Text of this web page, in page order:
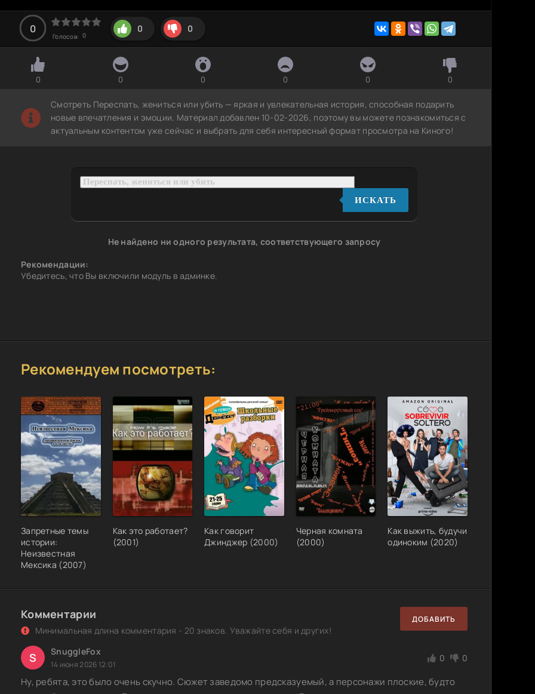
0
Голосов: 0
0 0
0 0 0 0 0 0
Смотреть Переспать, жениться или убить — яркая и увлекательная история, способная подарить
новые впечатления и эмоции. Материал добавлен 10-02-2026, поэтому вы можете познакомиться с
актуальным контентом уже сейчас и выбрать для себя интересный формат просмотра на Киного!
ИСКАТЬ
Не найдено ни одного результата, соответствующего запросу
Рекомендации:
Убедитесь, что Вы включили модуль в админке.
Рекомендуем посмотреть:
Запретные темы
истории:
Неизвестная
Мексика (2007)
Как это работает?
(2001)
Как говорит
Джинджер (2000)
Черная комната
(2000)
Как выжить, будучи
одиноким (2020)
Комментарии
Минимальная длина комментария - 20 знаков. Уважайте себя и других!
ДОБАВИТЬ
S SnuggleFox
14 июня 2026 12:01
0 0
Ну, ребята, это было очень скучно. Сюжет заведомо предсказуемый, а персонажи плоские, будто